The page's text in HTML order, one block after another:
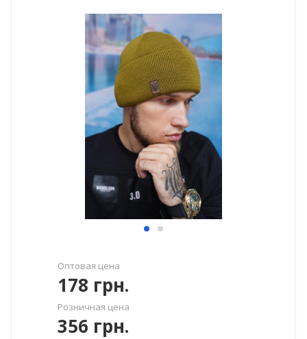
Оптовая цена
178 грн.
Розничная цена
356 грн.